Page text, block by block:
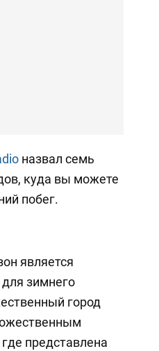
назвал семь
куда вы можете
побег.
является
зимнего
город
представлена